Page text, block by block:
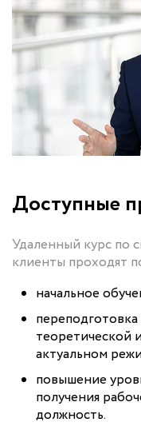
Доступные
Удаленный курс по
клиенты проходят
начальное
теоретической
актуальном
повышение
получения
должность.